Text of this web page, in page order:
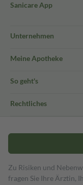
Sanicare App
Unternehmen
Meine Apotheke
So geht's
Rechtliches
Zu Risiken und
fragen Sie Ihre Ärztin,